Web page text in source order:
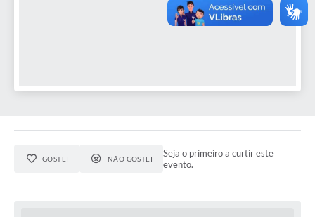
GOSTEI NÃO GOSTEI
Seja o primeiro a curtir este
evento.